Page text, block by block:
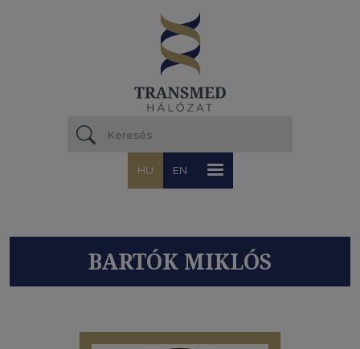
HU EN
BARTÓK MIKLÓS